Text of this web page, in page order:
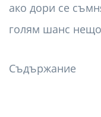
ако дори се
голям шанс
Съдържание